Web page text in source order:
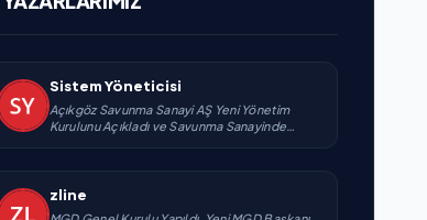
Sistem Yöneticisi
Açıkgöz Savunma Sanayi AŞ Yeni Yönetim
Kurulunu Açıkladı ve Savunma Sanayinde
zline